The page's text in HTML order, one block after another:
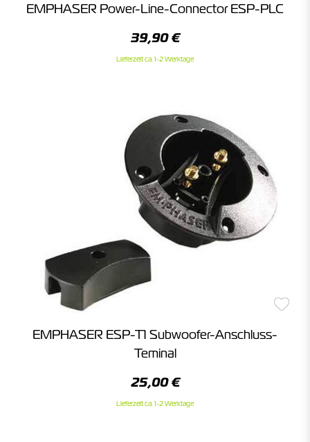
EMPHASER Power-Line-Connector ESP-PLC
39,90 €
Lieferzeit ca. 1-2 Werktage
EMPHASER ESP-T1 Subwoofer-Anschluss-
Teminal
25,00 €
Lieferzeit ca. 1-2 Werktage